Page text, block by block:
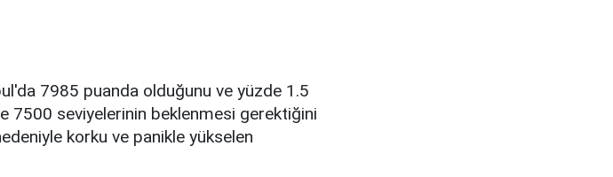
7985 puanda olduğunu ve yüzde 1.5
7500 seviyelerinin beklenmesi gerektiğini
korku ve panikle yükselen